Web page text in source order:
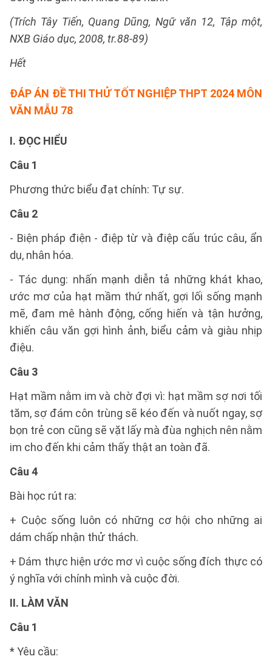
(Trích Tây Tiến, Quang Dũng, Ngữ văn 12, Tập một,
NXB Giáo dục, 2008, tr.88-89)
Hết
ĐÁP ÁN ĐỀ THI THỬ TỐT NGHIỆP THPT 2024 MÔN
VĂN MẪU 78
I. ĐỌC HIỂU
Câu 1
Phương thức biểu đạt chính: Tự sự.
Câu 2
- Biện pháp điện - điệp từ và điệp cấu trúc câu, ẩn
dụ, nhân hóa.
- Tác dụng: nhấn mạnh diễn tả những khát khao,
ước mơ của hạt mầm thứ nhất, gợi lối sống mạnh
mẽ, đam mê hành động, cống hiến và tận hưởng,
khiến câu văn gợi hình ảnh, biểu cảm và giàu nhịp
điệu.
Câu 3
Hạt mầm nằm im và chờ đợi vì: hạt mầm sợ nơi tối
tăm, sợ đám côn trùng sẽ kéo đến và nuốt ngay, sợ
bọn trẻ con cũng sẽ vặt lấy mà đùa nghịch nên nằm
im cho đến khi cảm thấy thật an toàn đã.
Câu 4
Bài học rút ra:
+ Cuộc sống luôn có những cơ hội cho những ai
dám chấp nhận thử thách.
+ Dám thực hiện ước mơ vì cuộc sống đích thực có
ý nghĩa với chính mình và cuộc đời.
II. LÀM VĂN
Câu 1
* Yêu cầu: